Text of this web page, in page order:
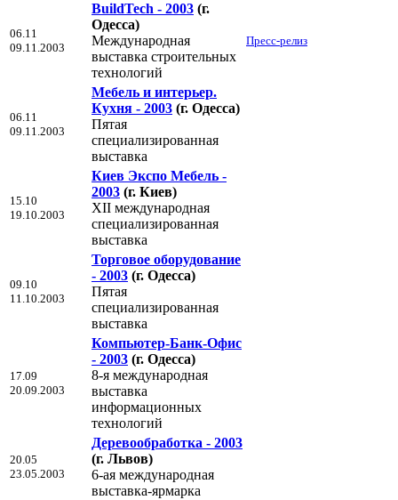
06.11
09.11.2003
BuildTech - 2003 (г.
Одесса)
Международная
выставка строительных
технологий
Пресс-релиз
06.11
09.11.2003
Мебель и интерьер.
Кухня - 2003 (г. Одесса)
Пятая
специализированная
выставка
15.10
19.10.2003
Киев Экспо Мебель -
2003 (г. Киев)
XII международная
специализированная
выставка
09.10
11.10.2003
Торговое оборудование
- 2003 (г. Одесса)
Пятая
специализированная
выставка
17.09
20.09.2003
Компьютер-Банк-Офис
- 2003 (г. Одесса)
8-я международная
выставка
информационных
технологий
20.05
23.05.2003
Деревообработка - 2003
(г. Львов)
6-ая международная
выставка-ярмарка